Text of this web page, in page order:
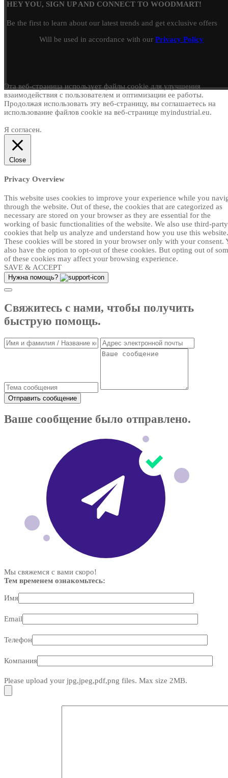
HEY YOU, SIGN UP AND CONNECT TO WOODMART!
Be the first to learn about our latest trends and get exclusive offers
Will be used in accordance with our Privacy Policy
Эта веб-страница использует файлы cookie для улучшения
взаимодействия с пользователем и оптимизации ее работы.
Продолжая использовать эту веб-страницу, вы соглашаетесь на
использование файлов cookie на веб-странице myindustrial.eu.
Я согласен.
Close
Privacy Overview
This website uses cookies to improve your experience while you
through the website. Out of these, the cookies that are categorized as
necessary are stored on your browser as they are essential for the
working of basic functionalities of the website. We also use third-party
cookies that help us analyze and understand how you use this website.
These cookies will be stored in your browser only with your consent.
also have the option to opt-out of these cookies. But opting out of
of these cookies may affect your browsing experience.
SAVE & ACCEPT
Нужна помощь?
Свяжитесь с нами, чтобы получить
быструю помощь.
Отправить сообщение
Ваше сообщение было отправлено.
Мы свяжемся с вами скоро!
Тем временем ознакомьтесь:
Имя
Email
Телефон
Компания
Please upload your jpg,jpeg,pdf,png files. Max size 2MB.